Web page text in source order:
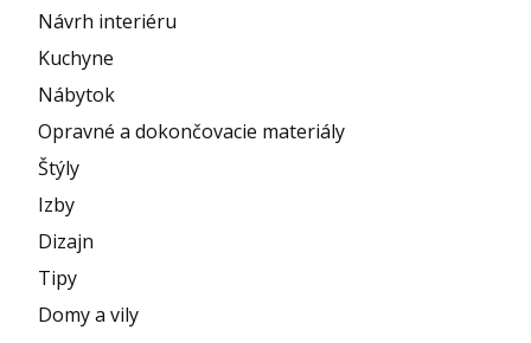
Návrh interiéru
Kuchyne
Nábytok
Opravné a dokončovacie materiály
Štýly
Izby
Dizajn
Tipy
Domy a vily